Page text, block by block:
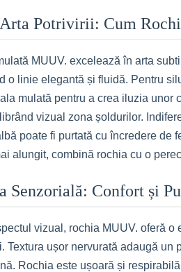
Potrivirii: Cum
MUUV. excelează în arta
o linie elegantă și fluidă. Pentru
mulată pentru a crea iluzia unor
vizual zona șoldurilor.
poate fi purtată cu încredere de
alungit, combină rochia cu o
Senzorială: Confort și
vizual, rochia MUUV. oferă
Textura ușor nervurată adaugă
Rochia este ușoară și